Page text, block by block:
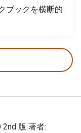
ブックを横断的
版 著者: